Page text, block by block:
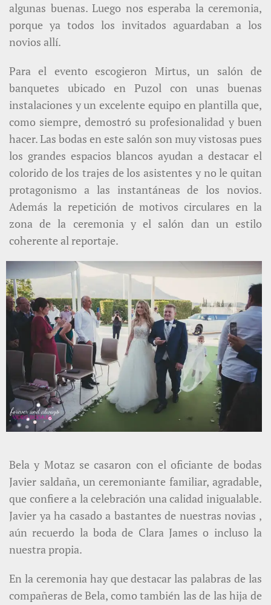
algunas buenas. Luego nos esperaba la ceremonia,
porque ya todos los invitados aguardaban a los
novios allí.
Para el evento escogieron Mirtus, un salón de
banquetes ubicado en Puzol con unas buenas
instalaciones y un excelente equipo en plantilla que,
como siempre, demostró su profesionalidad y buen
hacer. Las bodas en este salón son muy vistosas pues
los grandes espacios blancos ayudan a destacar el
colorido de los trajes de los asistentes y no le quitan
protagonismo a las instantáneas de los novios.
Además la repetición de motivos circulares en la
zona de la ceremonia y el salón dan un estilo
coherente al reportaje.
Bela y Motaz se casaron con el oficiante de bodas
Javier saldaña, un ceremoniante familiar, agradable,
que confiere a la celebración una calidad inigualable.
Javier ya ha casado a bastantes de nuestras novias ,
aún recuerdo la boda de Clara James o incluso la
nuestra propia.
En la ceremonia hay que destacar las palabras de las
compañeras de Bela, como también las de las hija de